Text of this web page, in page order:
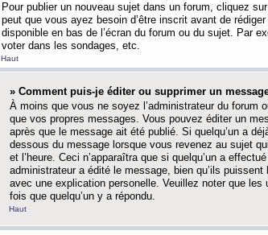
Pour publier un nouveau sujet dans un forum, cliquez
peut que vous ayez besoin d’être inscrit avant de
disponible en bas de l’écran du forum ou du sujet. Par
voter dans les sondages, etc.
Haut
» Comment puis-je éditer ou supprimer un
À moins que vous ne soyez l’administrateur du forum
que vos propres messages. Vous pouvez éditer un
après que le message ait été publié. Si quelqu’un a
dessous du message lorsque vous revenez au sujet
et l’heure. Ceci n’apparaîtra que si quelqu’un a
administrateur a édité le message, bien qu’ils
avec une explication personelle. Veuillez noter que
fois que quelqu’un y a répondu.
Haut